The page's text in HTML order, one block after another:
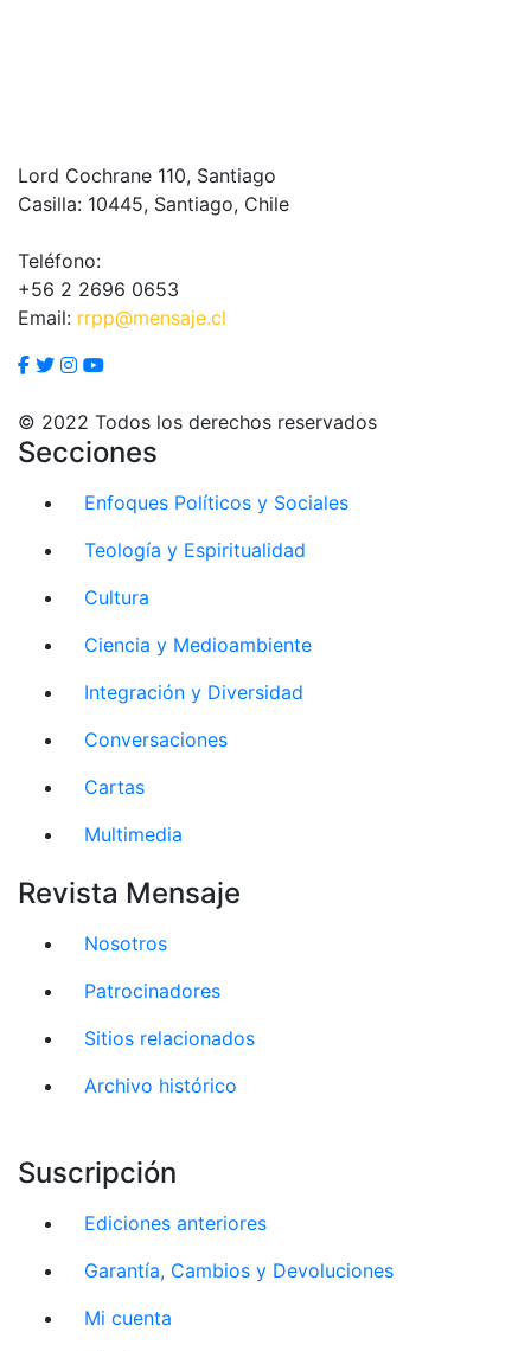
Lord Cochrane 110, Santiago
Casilla: 10445, Santiago, Chile
Teléfono:
+56 2 2696 0653
Email: rrpp@mensaje.cl
© 2022 Todos los derechos reservados
Secciones
Enfoques Políticos y Sociales
Teología y Espiritualidad
Cultura
Ciencia y Medioambiente
Integración y Diversidad
Conversaciones
Cartas
Multimedia
Revista Mensaje
Nosotros
Patrocinadores
Sitios relacionados
Archivo histórico
Suscripción
Ediciones anteriores
Garantía, Cambios y Devoluciones
Mi cuenta